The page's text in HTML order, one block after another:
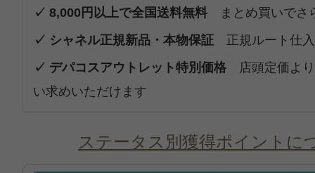
✓ 8,000円以上で全国送料無料 まとめ買いでさ
✓ シャネル正規新品・本物保証 正規ルート仕
✓ デパコスアウトレット特別価格 店頭定価よ
い求めいただけます
ステータス別獲得ポイントに